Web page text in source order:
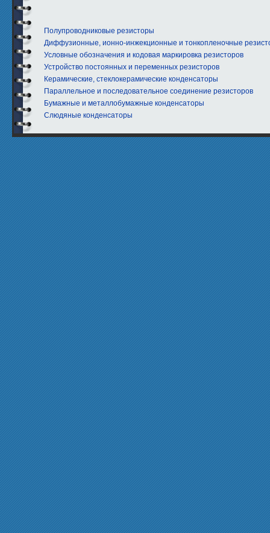
Полупроводниковые резисторы
Диффузионные, ионно-инжекционные и тонкопленочные
Условные обозначения и кодовая маркировка резисторов
Устройство постоянных и переменных резисторов
Керамические, стеклокерамические конденсаторы
Параллельное и последовательное соединение резисторов
Бумажные и металлобумажные конденсаторы
Слюдяные конденсаторы